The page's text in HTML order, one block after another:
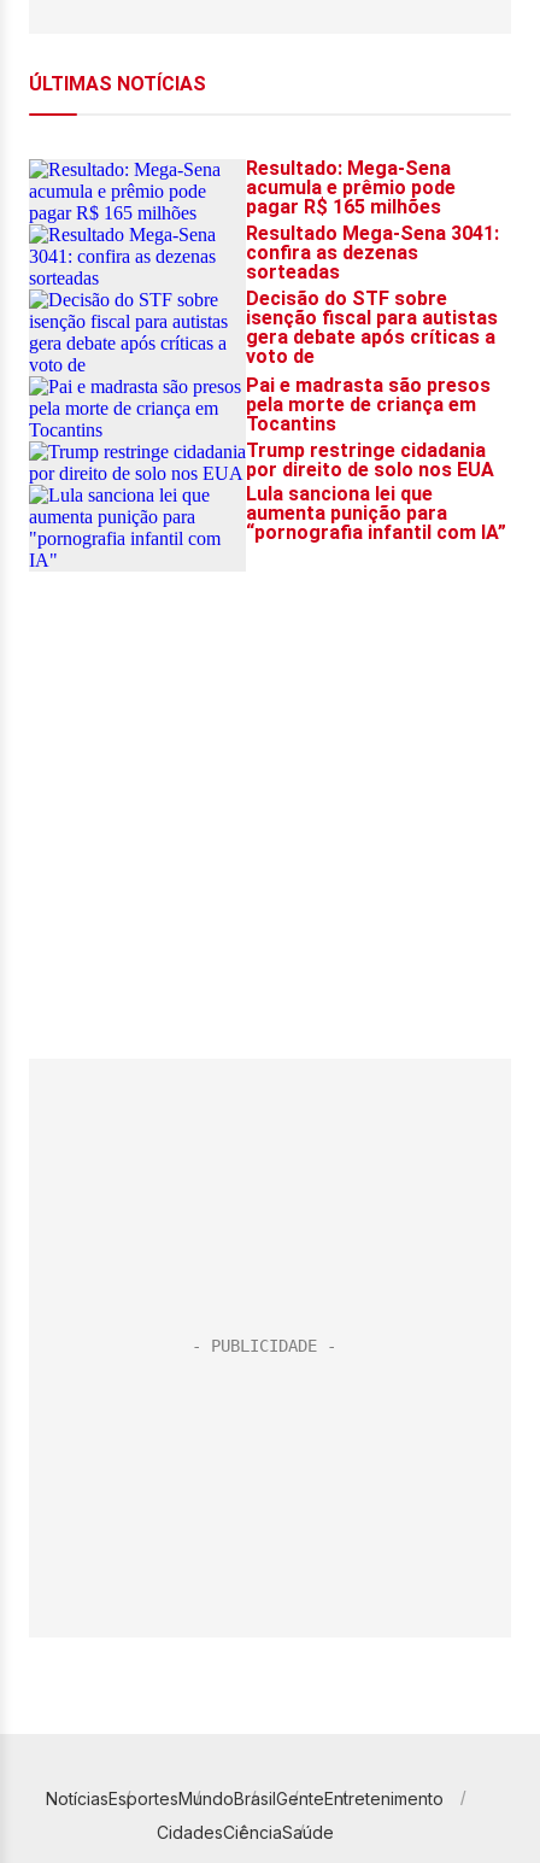
NotíciasEsportesMundoBrasilGenteEntretenimento
CidadesCiênciaSaúde